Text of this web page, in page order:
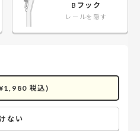
Bフック
レールを隠す
税込)
ない